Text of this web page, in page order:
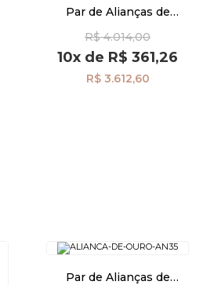
Par de Alianças de
Tradicional 3,0mm al40027
R$ 4.014,00
10x de R$ 361,26
R$ 3.612,60
Par de Alianças de